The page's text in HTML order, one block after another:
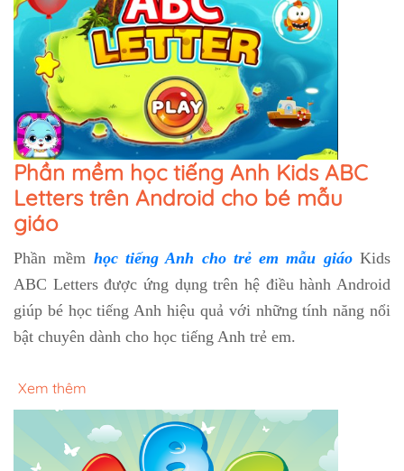
Phần mềm học tiếng Anh Kids ABC
Letters trên Android cho bé mẫu
giáo
Phần mềm học tiếng Anh cho trẻ em mẫu giáoKids
ABC Letters được ứng dụng trên hệ điều hành Android
giúp bé học tiếng Anh hiệu quả với những tính năng nổi
bật chuyên dành cho học tiếng Anh trẻ em.
Xem thêm